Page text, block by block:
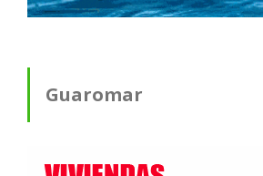
Guaromar